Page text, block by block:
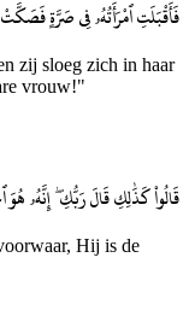
فَأَقْبَلَتِ ٱمْرَأَتُهُۥ فِى صَرَّةٍ
zij sloeg zich in haar
vrouw!"
قَالُوا۟ كَذَٰلِكِ قَالَ رَبُّكِ ۖ إِنَّهُۥ هُوَ
Hij is de